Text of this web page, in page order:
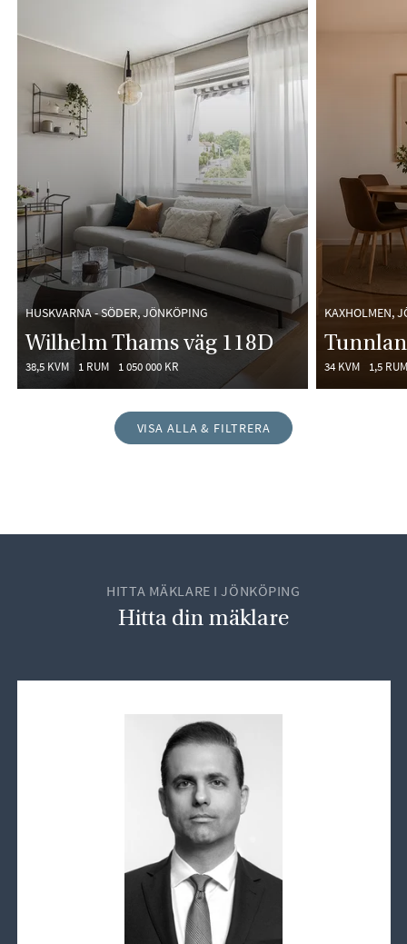
HUSKVARNA - SÖDER, JÖNKÖPING
Wilhelm Thams väg 118D
38,5 KVM 1 RUM 1 050 000 KR
KAXHOLMEN,
34 KVM 1,5 RUM
VISA ALLA & FILTRERA
HITTA MÄKLARE I JÖNKÖPING
Hitta din mäklare